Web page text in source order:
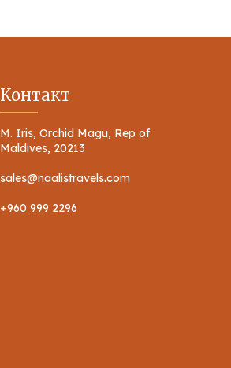
Контакт
M. Iris, Orchid Magu, Rep of
Maldives, 20213
sales@naalistravels.com
+960 999 2296